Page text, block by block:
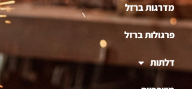
מדרגות ברזל
פרגולות ברזל
דלתות